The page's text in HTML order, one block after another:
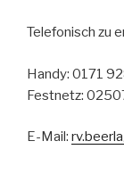
Telefonisch zu
Handy: 0171
Festnetz:
E-Mail: